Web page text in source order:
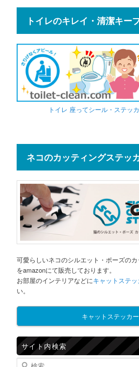
トイレのキレイ・清潔キー
トイレ 座ってシール・ステッ
ネコのカッティングステッ
可愛らしいネコのシルエット・ポーズの
をamazonにて販売しております。
お部屋のインテリアなどにキャットステッ
い。
キャットステッカー
サイト内検索
検索